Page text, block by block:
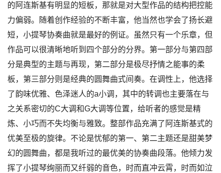
的阿连斯基有明显的短板，那就是对大型作品的结构把控能
力偏弱。随着创作经验的不断丰富，他当然也学会了扬长避
短，小提琴协奏曲就是最好的例证。虽然只有一个乐章，但
作品可以很清晰地听到四个部分的分界。第一部分与第四部
分是典型的主题与再现，第二部分是极尽抒情之能事的柔
板，第三部分则是经典的圆舞曲式间奏。在调性上，他选择
了韵味优雅、色泽迷人的a小调，其中的转调也主要落在与
之关系密切的C大调和G大调等位置，给听者的感觉是精
炼、小巧而不失均衡与雅致。整部作品充满了阿连斯基式的
优美至极的旋律。不论是忧郁的第一、第二主题还是甜美梦
幻的圆舞曲，都是我听过的最优美的协奏曲段落。他倾力发
挥了小提琴绚丽而又纤弱的音色，时而直冲云霄，时而如泣